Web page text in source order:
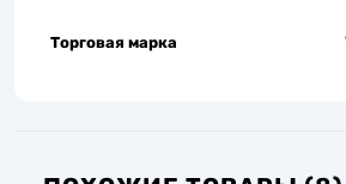
Торговая марка